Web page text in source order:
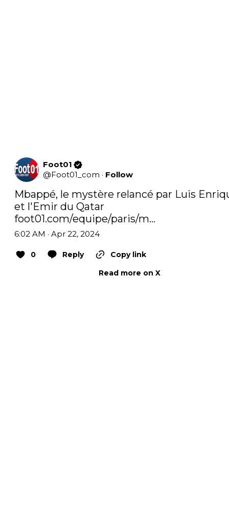
Foot01
@Foot01_com · Follow
Mbappé, le mystère relancé par Luis
foot01.com/equipe/paris/m…
6:02 AM · Apr 22, 2024
0 Reply
Copy link
Read more on X